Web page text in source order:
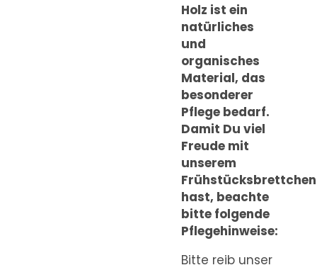
Holz ist ein
natürliches
und
organisches
Material, das
besonderer
Pflege bedarf.
Damit Du viel
Freude mit
unserem
Frühstücksbrettchen
hast, beachte
bitte folgende
Pflegehinweise:
Bitte reib unser